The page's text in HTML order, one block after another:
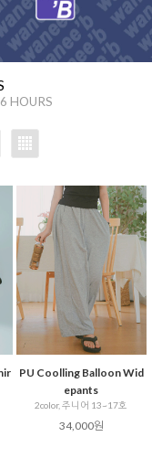
HOURS
PU Coolling Balloon Wid
epants
2color, 주니어 13~17호
34,000원